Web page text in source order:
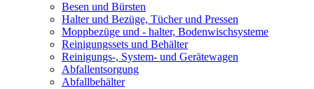
Besen und Bürsten
Halter und Bezüge, Tücher und Pressen
Moppbezüge und - halter, Bodenwischsysteme
Reinigungssets und Behälter
Reinigungs-, System- und Gerätewagen
Abfallentsorgung
Abfallbehälter